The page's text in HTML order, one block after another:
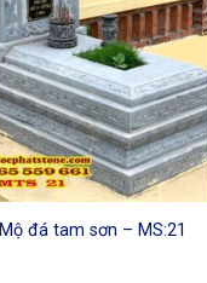
Mộ đá tam sơn – MS:21